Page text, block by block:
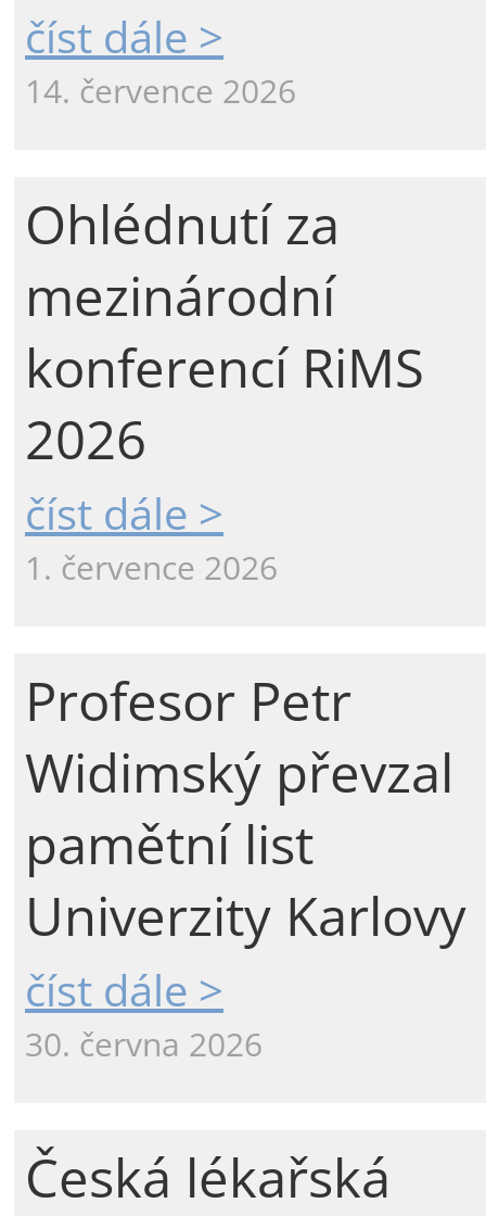
číst dále >
14. července 2026
Ohlédnutí za
mezinárodní
konferencí RiMS
2026
číst dále >
1. července 2026
Profesor Petr
Widimský převzal
pamětní list
Univerzity Karlovy
číst dále >
30. června 2026
Česká lékařská